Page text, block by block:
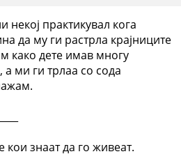
некој практикувал кога
да му ги растрла крајниците
како дете имав многу
ми ги трлаа со сода
знаат да го живеат.